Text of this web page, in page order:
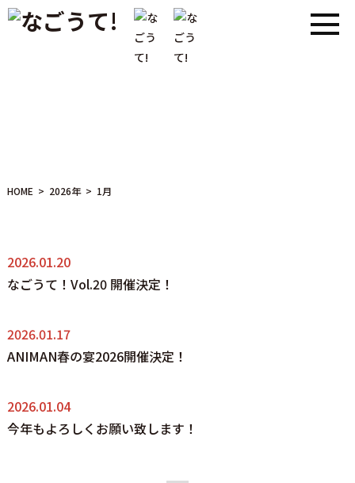
HOME > 2026年> 1月
2026.01.20
なごうて！Vol.20 開催決定！
2026.01.17
ANIMAN春の宴2026開催決定！
2026.01.04
今年もよろしくお願い致します！